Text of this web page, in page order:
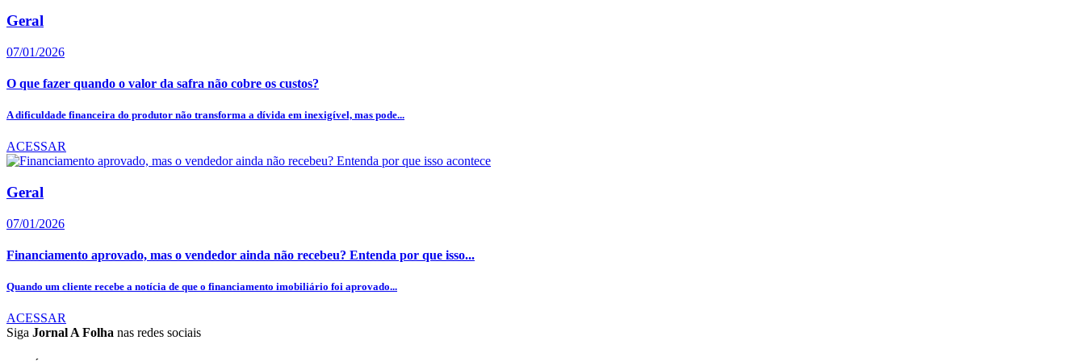
Geral
07/01/2026
O que fazer quando o valor da safra não cobre os custos?
A dificuldade financeira do produtor não transforma a dívida em inexigível, mas pode...
ACESSAR
Geral
07/01/2026
Financiamento aprovado, mas o vendedor ainda não recebeu? Entenda por que isso...
Quando um cliente recebe a notícia de que o financiamento imobiliário foi aprovado...
ACESSAR
Siga Jornal A Folha nas redes sociais